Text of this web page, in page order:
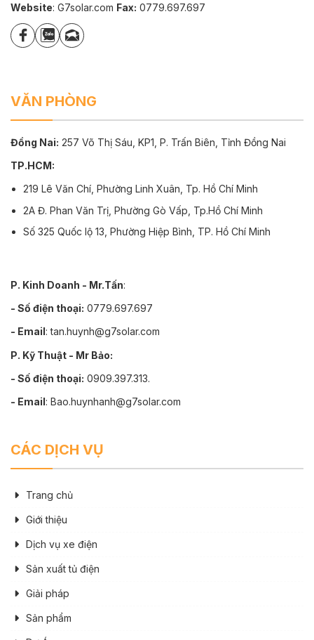
Website: G7solar.com Fax: 0779.697.697
VĂN PHÒNG
Đồng Nai: 257 Võ Thị Sáu, KP1, P. Trấn Biên, Tỉnh Đồng Nai
TP.HCM:
219 Lê Văn Chí, Phường Linh Xuân, Tp. Hồ Chí Minh
2A Đ. Phan Văn Trị, Phường Gò Vấp, Tp.Hồ Chí Minh
Số 325 Quốc lộ 13, Phường Hiệp Bình, TP. Hồ Chí Minh
P. Kinh Doanh - Mr.Tấn:
- Số điện thoại: 0779.697.697
- Email: tan.huynh@g7solar.com
P. Kỹ Thuật - Mr Bảo:
- Số điện thoại: 0909.397.313.
- Email: Bao.huynhanh@g7solar.com
CÁC DỊCH VỤ
Trang chủ
Giới thiệu
Dịch vụ xe điện
Sản xuất tủ điện
Giải pháp
Sản phẩm